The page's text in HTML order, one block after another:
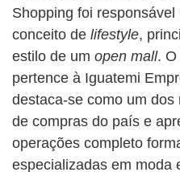
Shopping foi
conceito de lifestyle,
estilo de um open mall. O
pertence à Iguatemi
destaca-se como um
de compras do país e
operações completo
especializadas em moda